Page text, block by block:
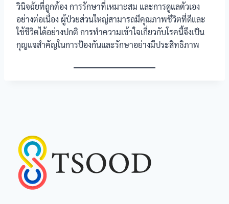
วินิจฉัยที่ถูกต้อง การรักษาที่เหมาะสม และการดูแลตัวเอง
อย่างต่อเนื่อง ผู้ป่วยส่วนใหญ่สามารถมีคุณภาพชีวิตที่ดีและ
ใช้ชีวิตได้อย่างปกติ การทำความเข้าใจเกี่ยวกับโรคนี้จึงเป็น
กุญแจสำคัญในการป้องกันและรักษาอย่างมีประสิทธิภาพ